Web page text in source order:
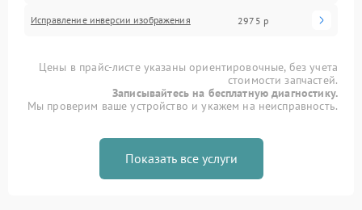
Исправление инверсии изображения 2975 р
Цены в прайс-листе указаны ориентировочные, без учета
стоимости запчастей.
Записывайтесь на бесплатную диагностику.
Мы проверим ваше устройство и укажем на неисправность.
Показать все услуги